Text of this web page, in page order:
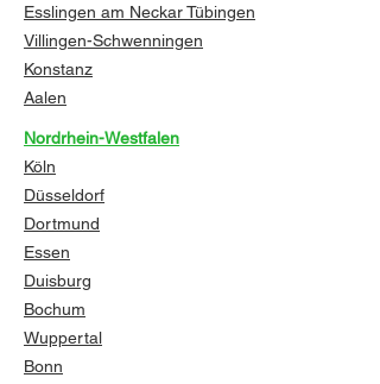
Esslingen am NeckarTübingen
Villingen-Schwenningen
Konstanz
Aalen
Nordrhein-Westfalen
Köln
Düsseldorf
Dortmund
Essen
Duisburg
Bochum
Wuppertal
Bonn